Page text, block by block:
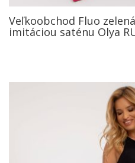
Veľkoobchod Fluo
imitáciou saténu Olya